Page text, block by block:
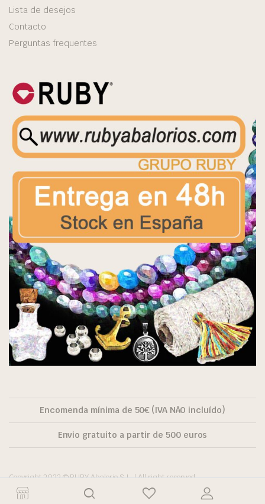
Lista de desejos
Contacto
Perguntas frequentes
Encomenda mínima de 50€ (IVA NÃO incluído)
Envio gratuito a partir de 500 euros
Copyright 2022 © RUBY Abalorio S.L. | All right reserved.